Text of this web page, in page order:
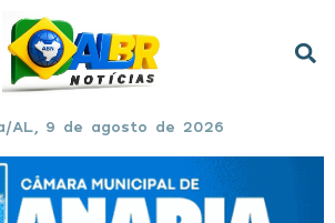
AL, 9 de agosto de 2026